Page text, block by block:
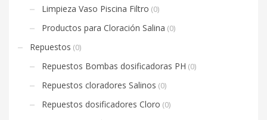
Limpieza Vaso Piscina Filtro (0)
Productos para Cloración Salina (0)
Repuestos (0)
Repuestos Bombas dosificadoras PH (0)
Repuestos cloradores Salinos (0)
Repuestos dosificadores Cloro (0)